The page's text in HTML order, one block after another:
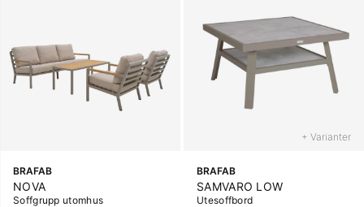
BRAFAB
NOVA
Soffgrupp utomhus
+ Varianter
BRAFAB
SAMVARO LOW
Utesoffbord